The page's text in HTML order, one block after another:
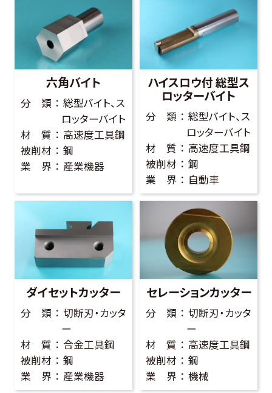
お客様の声
よくある質問
0274-62-1744
（平日：9:00 ~ 17:00)
オンライン工場見学
お問合せはこちら
六角バイト
分 類
総型バイト、ス
ロッターバイト
材 質
高速度工具鋼
被削材
鋼
業 界
産業機器
ハイスロウ付 総型ス
ロッターバイト
分 類
総型バイト、ス
ロッターバイト
材 質
高速度工具鋼
被削材
鋼
業 界
自動車
ダイセットカッター
分 類
切断刃・カッタ
ー
材 質
合金工具鋼
被削材
鋼
業 界
産業機器
セレーションカッター
分 類
切断刃・カッタ
ー
材 質
高速度工具鋼
被削材
鋼
業 界
機械